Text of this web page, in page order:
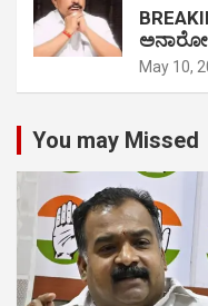
May 10,
You may Missed